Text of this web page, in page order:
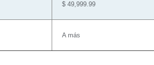
$ 49,999.99
A más